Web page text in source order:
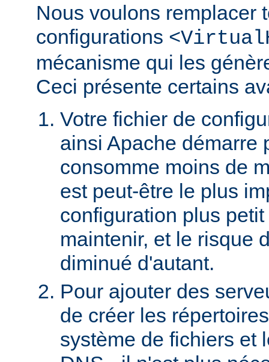
Nous voulons remplacer
configurations
mécanisme qui les
Ceci présente certains
Votre fichier de
ainsi Apache démarre
consomme moins de
est peut-être le plus
configuration plus
maintenir, et le risque
diminué d'autant.
Pour ajouter des
de créer les
système de fichiers et